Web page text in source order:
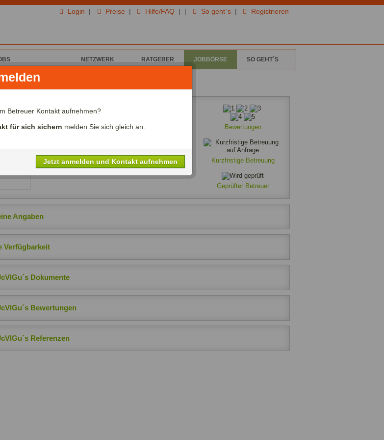
Login | Preise | Hilfe/FAQ | | So geht`s | Registrieren
SO GEHT´S
JOBBÖRSE
RATGEBER
NETZWERK
B. für Haus & Garten
AXhCBJcVlGu B. aus
Sprachen:
Bewertungen
Kurzfristige Betreuung
Geprüfter Betreuer
Angaben
Verfügbarkeit
Dokumente
Bewertungen
Referenzen
Betreuer Kontakt aufnehmen?
für sich sichern melden Sie sich gleich an.
Jetzt anmelden und Kontakt aufnehmen